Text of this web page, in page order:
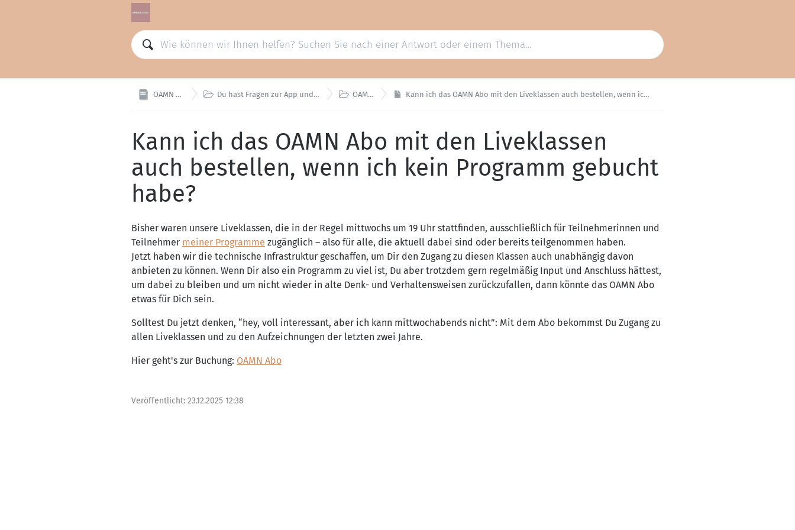
OAMN Support  Du hast Fragen zur App und zum OAMN Abo  OAMN Abo Kann ich das OAMN Abo mit den Liveklassen auch bestellen, wenn ich kein Programm gebucht habe?
Kann ich das OAMN Abo mit den Liveklassen
auch bestellen, wenn ich kein Programm gebucht
habe?
Bisher waren unsere Liveklassen, die in der Regel mittwochs um 19 Uhr stattfinden, ausschließlich für Teilnehmerinnen und
Teilnehmer meiner Programme zugänglich – also für alle, die aktuell dabei sind oder bereits teilgenommen haben.
Jetzt haben wir die technische Infrastruktur geschaffen, um Dir den Zugang zu diesen Klassen auch unabhängig davon
anbieten zu können. Wenn Dir also ein Programm zu viel ist, Du aber trotzdem gern regelmäßig Input und Anschluss hättest,
um dabei zu bleiben und um nicht wieder in alte Denk- und Verhaltensweisen zurückzufallen, dann könnte das OAMN Abo
etwas für Dich sein.
Solltest Du jetzt denken, “hey, voll interessant, aber ich kann mittwochabends nicht”: Mit dem Abo bekommst Du Zugang zu
allen Liveklassen und zu den Aufzeichnungen der letzten zwei Jahre.
Hier geht's zur Buchung: OAMN Abo
Veröffentlicht: 23.12.2025 12:38